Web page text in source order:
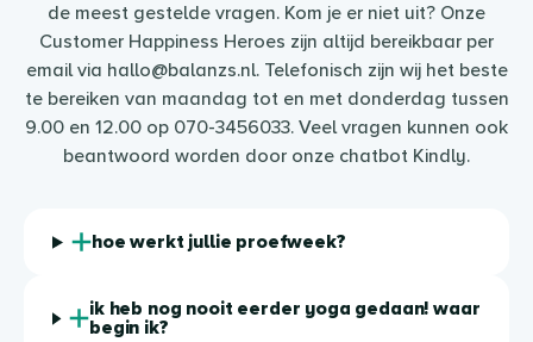
de meest gestelde vragen. Kom je er niet uit? Onze
Customer Happiness Heroes zijn altijd bereikbaar per
email via hallo@balanzs.nl. Telefonisch zijn wij het beste
te bereiken van maandag tot en met donderdag tussen
9.00 en 12.00 op 070-3456033. Veel vragen kunnen ook
beantwoord worden door onze chatbot Kindly.
hoe werkt jullie proefweek?
ik heb nog nooit eerder yoga gedaan! waar
begin ik?